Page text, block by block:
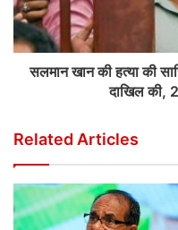
सलमान खान की हत्या की
दाखिल की,
Related Articles